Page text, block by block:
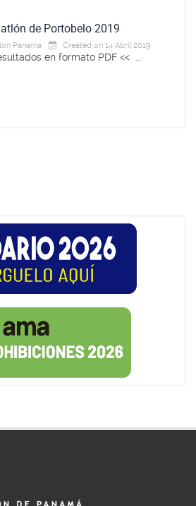
de Portobelo 2019
Panama Created on 14 Abril 2019
en formato PDF << ...